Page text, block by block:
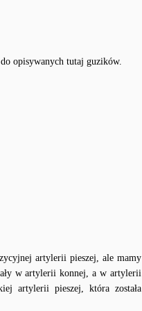
opisywanych tutaj guzików.
artylerii pieszej, ale mamy
w artylerii konnej, a w artylerii
artylerii pieszej, która została